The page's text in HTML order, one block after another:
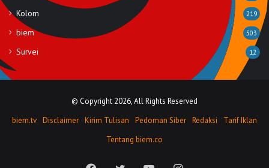
Kolom 219
biem 503
Survei 12
© Copyright 2026, All Rights Reserved
biem.tv Disclaimer Kirim Tulisan Pedoman Siber Redaksi
Tarif Iklan
Tentang biem.co